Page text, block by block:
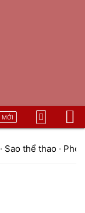
MỚI
· Sao thể thao ·